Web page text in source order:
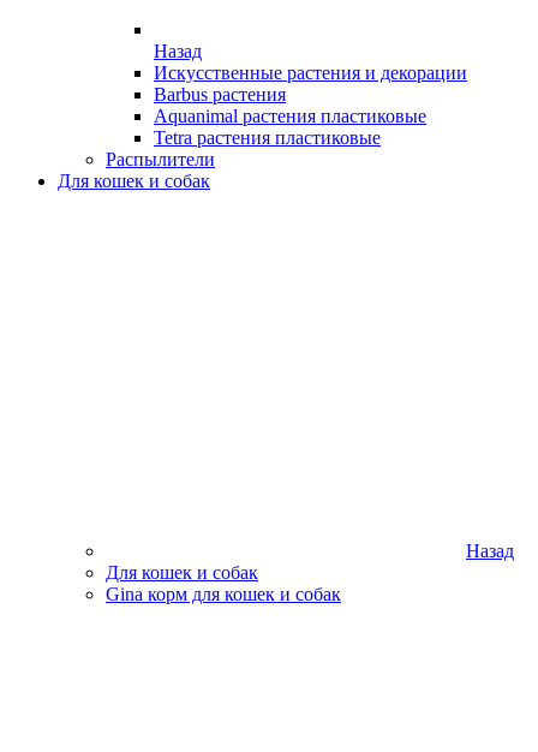
Назад
Искусственные растения и декорации
Barbus растения
Aquanimal растения пластиковые
Tetra растения пластиковые
Распылители
Для кошек и собак
Назад
Для кошек и собак
Gina корм для кошек и собак